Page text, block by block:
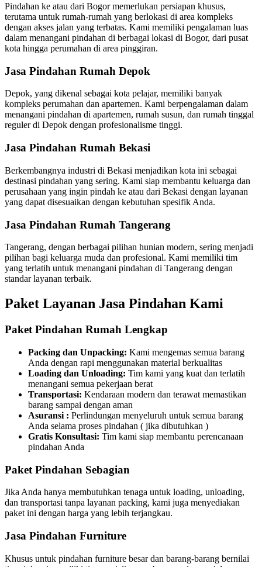
Pindahan ke atau dari Bogor memerlukan persiapan khusus,
terutama untuk rumah-rumah yang berlokasi di area kompleks
dengan akses jalan yang terbatas. Kami memiliki pengalaman luas
dalam menangani pindahan di berbagai lokasi di Bogor, dari pusat
kota hingga perumahan di area pinggiran.
Jasa Pindahan Rumah Depok
Depok, yang dikenal sebagai kota pelajar, memiliki banyak
kompleks perumahan dan apartemen. Kami berpengalaman dalam
menangani pindahan di apartemen, rumah susun, dan rumah tinggal
reguler di Depok dengan profesionalisme tinggi.
Jasa Pindahan Rumah Bekasi
Berkembangnya industri di Bekasi menjadikan kota ini sebagai
destinasi pindahan yang sering. Kami siap membantu keluarga dan
perusahaan yang ingin pindah ke atau dari Bekasi dengan layanan
yang dapat disesuaikan dengan kebutuhan spesifik Anda.
Jasa Pindahan Rumah Tangerang
Tangerang, dengan berbagai pilihan hunian modern, sering menjadi
pilihan bagi keluarga muda dan profesional. Kami memiliki tim
yang terlatih untuk menangani pindahan di Tangerang dengan
standar layanan terbaik.
Paket Layanan Jasa Pindahan Kami
Paket Pindahan Rumah Lengkap
Packing dan Unpacking: Kami mengemas semua barang
Anda dengan rapi menggunakan material berkualitas
Loading dan Unloading: Tim kami yang kuat dan terlatih
menangani semua pekerjaan berat
Transportasi: Kendaraan modern dan terawat memastikan
barang sampai dengan aman
Asuransi : Perlindungan menyeluruh untuk semua barang
Anda selama proses pindahan ( jika dibutuhkan )
Gratis Konsultasi: Tim kami siap membantu perencanaan
pindahan Anda
Paket Pindahan Sebagian
Jika Anda hanya membutuhkan tenaga untuk loading, unloading,
dan transportasi tanpa layanan packing, kami juga menyediakan
paket ini dengan harga yang lebih terjangkau.
Jasa Pindahan Furniture
Khusus untuk pindahan furniture besar dan barang-barang bernilai